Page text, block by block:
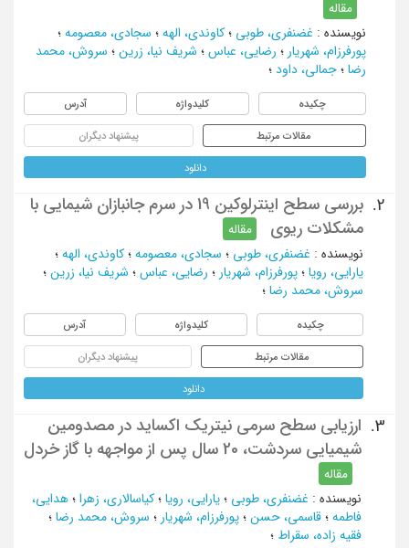
مقاله
نویسنده : غضنفری، طوبی ؛ کاوندی، الهه ؛ سجادی، معصومه ؛
پورفرزام، شهریار ؛ رضایی، عباس ؛ شریف نیا، زرین ؛ سروش، محمد
رضا ؛ جمالی، داود ؛
چکیده کلیدواژه آدرس
مقالات مرتبط پیشنهاد دیگران
دانلود
2.
بررسی سطح اینترلوکین 19 در سرم جانبازان شیمایی با
مشکلات ریوی
مقاله
نویسنده : غضنفری، طوبی ؛ سجادی، معصومه ؛ کاوندی، الهه ؛
یارایی، رویا ؛ پورفرزام، شهریار ؛ رضایی، عباس ؛ شریف نیا، زرین ؛
سروش، محمد رضا ؛
چکیده کلیدواژه آدرس
مقالات مرتبط پیشنهاد دیگران
دانلود
3.
ارزیابی سطح سرمی نیتریک اکساید در مصدومین
شیمیایی سردشت، 20 سال پس از مواجهه با گاز خردل
مقاله
نویسنده : غضنفری، طوبی ؛ یارایی، رویا ؛ کیاسالاری، زهرا ؛ هدایی،
فاطمه ؛ قاسمی، حسن ؛ پورفرزام، شهریار ؛ سروش، محمد رضا ؛
فقیه زاده، سقراط ؛